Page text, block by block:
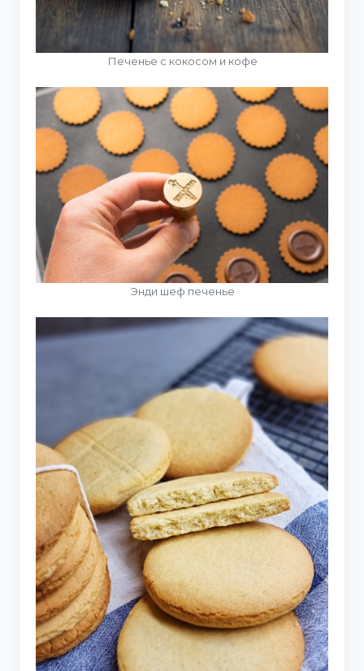
Печенье с кокосом и кофе
Энди шеф печенье